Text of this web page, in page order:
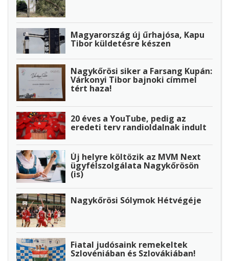
Magyarország új űrhajósa, Kapu
Tibor küldetésre készen
Nagykőrösi siker a Farsang Kupán:
Várkonyi Tibor bajnoki címmel
tért haza!
20 éves a YouTube, pedig az
eredeti terv randioldalnak indult
Új helyre költözik az MVM Next
ügyfélszolgálata Nagykőrösön
(is)
Nagykőrösi Sólymok Hétvégéje
Fiatal judósaink remekeltek
Szlovéniában és Szlovákiában!